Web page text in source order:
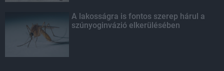
A lakosságra is fontos szerep hárul a
szúnyoginvázió elkerülésében